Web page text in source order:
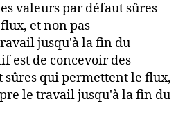
valeurs par défaut sûres
et non pas
jusqu'à la fin du
est de concevoir des
sûres qui permettent le flux,
le travail jusqu'à la fin du